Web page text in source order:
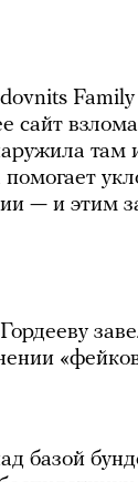
Family
сайт
— и этим
базой